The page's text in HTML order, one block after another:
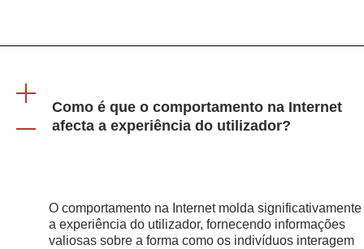
Como é que o comportamento na Internet
afecta a experiência do utilizador?
O comportamento na Internet molda significativamente
a experiência do utilizador, fornecendo informações
valiosas sobre a forma como os indivíduos interagem